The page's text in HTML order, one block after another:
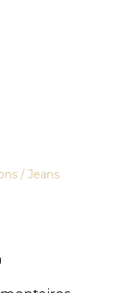
/ Jeans